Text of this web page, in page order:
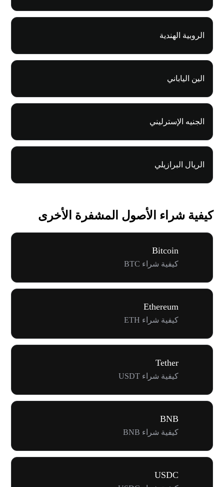
الروبية الهندية
الين الياباني
الجنيه الإسترليني
الريال البرازيلي
كيفية شراء الأصول المشفرة الأخرى
Bitcoin
كيفية شراء BTC
Ethereum
كيفية شراء ETH
Tether
كيفية شراء USDT
BNB
كيفية شراء BNB
USDC